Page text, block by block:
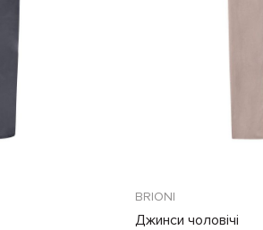
BRIONI
Джинси чоловічі